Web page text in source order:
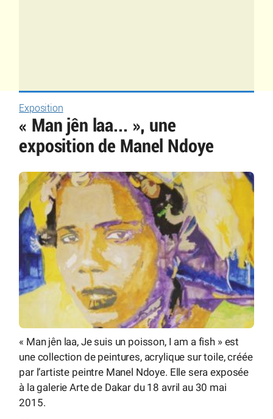
Exposition
« Man jên laa... », une
exposition de Manel Ndoye
« Man jên laa, Je suis un poisson, I am a fish » est
une collection de peintures, acrylique sur toile, créée
par l’artiste peintre Manel Ndoye. Elle sera exposée
à la galerie Arte de Dakar du 18 avril au 30 mai
2015.